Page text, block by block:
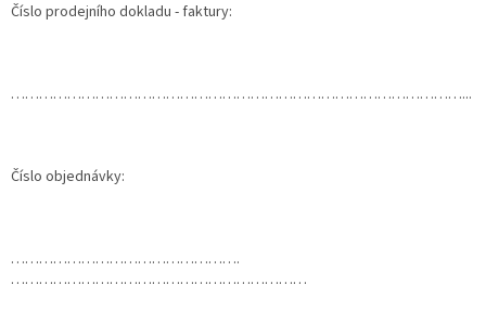
Číslo prodejního dokladu - faktury:
……………………………………………………………………………………...
Číslo objednávky:
………………………………………….
………………………………………………………